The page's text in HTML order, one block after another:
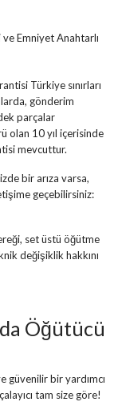
Emniyet Anahtarlı
Türkiye sınırları
gönderim
parçalar
olan 10 yıl içerisinde
mevcuttur.
bir arıza varsa,
geçebilirsiniz:
set üstü öğütme
değişiklik hakkını
Öğütücü
güvenilir bir yardımcı
tam size göre!